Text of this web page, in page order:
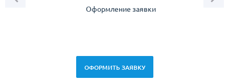
Оформление заявки
ОФОРМИТЬ ЗАЯВКУ